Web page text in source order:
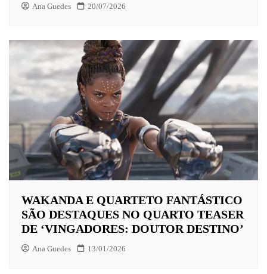
Ana Guedes 20/07/2026
WAKANDA E QUARTETO FANTÁSTICO
SÃO DESTAQUES NO QUARTO TEASER
DE ‘VINGADORES: DOUTOR DESTINO’
Ana Guedes 13/01/2026